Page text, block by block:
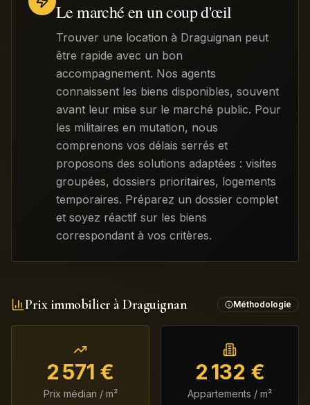
Le marché en un coup d'œil
Trouver une location à Draguignan peut
être rapide avec un bon
accompagnement. Nos agents
connaissent les biens disponibles, souvent
avant leur mise sur le marché public. Pour
les militaires en mutation, nous
comprenons vos délais serrés et
proposons des solutions adaptées : visites
groupées, dossiers prioritaires, logements
temporaires. Préparez un dossier complet
et soyez réactif sur les biens
correspondant à vos critères.
Prix immobilier à Draguignan Méthodologie
2 571 €
Prix médian / m²
2 132 €
Appartements / m²